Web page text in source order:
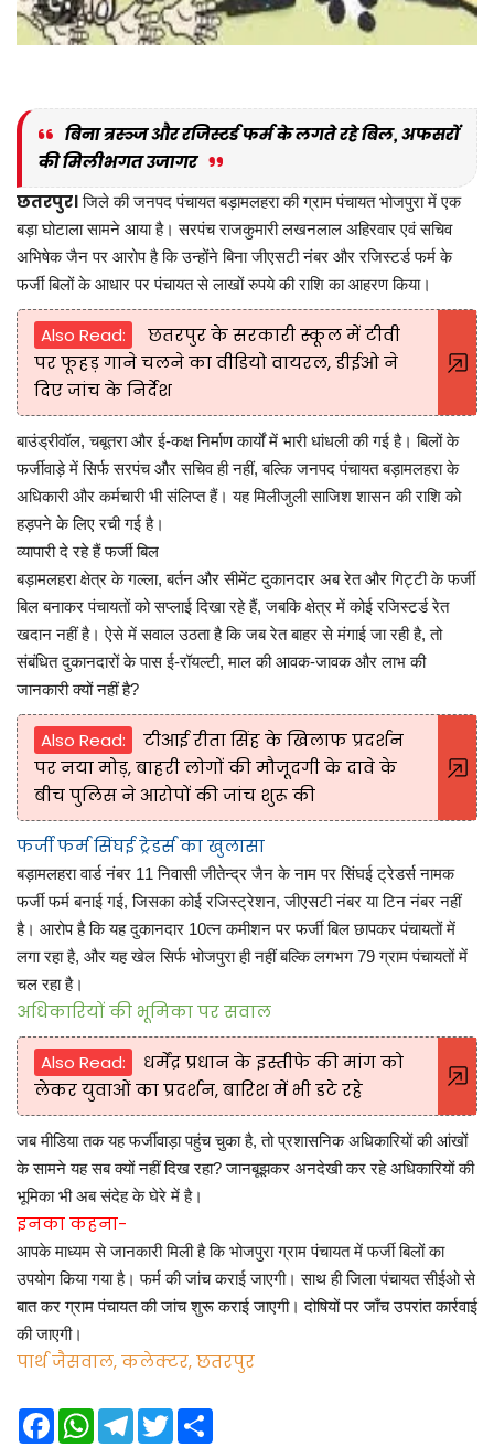
बिना त्रस्ञ्ज और रजिस्टर्ड फर्म के लगते रहे बिल, अफसरों
की मिलीभगत उजागर
छतरपुर।जिले की जनपद पंचायत बड़ामलहरा की ग्राम पंचायत भोजपुरा में एक
बड़ा घोटाला सामने आया है। सरपंच राजकुमारी लखनलाल अहिरवार एवं सचिव
अभिषेक जैन पर आरोप है कि उन्होंने बिना जीएसटी नंबर और रजिस्टर्ड फर्म के
फर्जी बिलों के आधार पर पंचायत से लाखों रुपये की राशि का आहरण किया।
Also Read:
छतरपुर के सरकारी स्कूल में टीवी
पर फूहड़ गाने चलने का वीडियो वायरल, डीईओ ने
दिए जांच के निर्देश
बाउंड्रीवॉल, चबूतरा और ई-कक्ष निर्माण कार्यों में भारी धांधली की गई है। बिलों के
फर्जीवाड़े में सिर्फ सरपंच और सचिव ही नहीं, बल्कि जनपद पंचायत बड़ामलहरा के
अधिकारी और कर्मचारी भी संलिप्त हैं। यह मिलीजुली साजिश शासन की राशि को
हड़पने के लिए रची गई है।
व्यापारी दे रहे हैं फर्जी बिल
बड़ामलहरा क्षेत्र के गल्ला, बर्तन और सीमेंट दुकानदार अब रेत और गिट्टी के फर्जी
बिल बनाकर पंचायतों को सप्लाई दिखा रहे हैं, जबकि क्षेत्र में कोई रजिस्टर्ड रेत
खदान नहीं है। ऐसे में सवाल उठता है कि जब रेत बाहर से मंगाई जा रही है, तो
संबंधित दुकानदारों के पास ई-रॉयल्टी, माल की आवक-जावक और लाभ की
जानकारी क्यों नहीं है?
Also Read:
टीआई रीता सिंह के खिलाफ प्रदर्शन
पर नया मोड़, बाहरी लोगों की मौजूदगी के दावे के
बीच पुलिस ने आरोपों की जांच शुरू की
फर्जी फर्म सिंघई ट्रेडर्स का खुलासा
बड़ामलहरा वार्ड नंबर 11 निवासी जीतेन्द्र जैन के नाम पर सिंघई ट्रेडर्स नामक
फर्जी फर्म बनाई गई, जिसका कोई रजिस्ट्रेशन, जीएसटी नंबर या टिन नंबर नहीं
है। आरोप है कि यह दुकानदार 10त्न कमीशन पर फर्जी बिल छापकर पंचायतों में
लगा रहा है, और यह खेल सिर्फ भोजपुरा ही नहीं बल्कि लगभग 79 ग्राम पंचायतों में
चल रहा है।
अधिकारियों की भूमिका पर सवाल
Also Read:
धर्मेंद्र प्रधान के इस्तीफे की मांग को
लेकर युवाओं का प्रदर्शन, बारिश में भी डटे रहे
जब मीडिया तक यह फर्जीवाड़ा पहुंच चुका है, तो प्रशासनिक अधिकारियों की आंखों
के सामने यह सब क्यों नहीं दिख रहा? जानबूझकर अनदेखी कर रहे अधिकारियों की
भूमिका भी अब संदेह के घेरे में है।
इनका कहना-
आपके माध्यम से जानकारी मिली है कि भोजपुरा ग्राम पंचायत में फर्जी बिलों का
उपयोग किया गया है। फर्म की जांच कराई जाएगी। साथ ही जिला पंचायत सीईओ से
बात कर ग्राम पंचायत की जांच शुरू कराई जाएगी। दोषियों पर जाँच उपरांत कार्रवाई
की जाएगी।
पार्थ जैसवाल, कलेक्टर, छतरपुर
F
a
W
T
e
T
w